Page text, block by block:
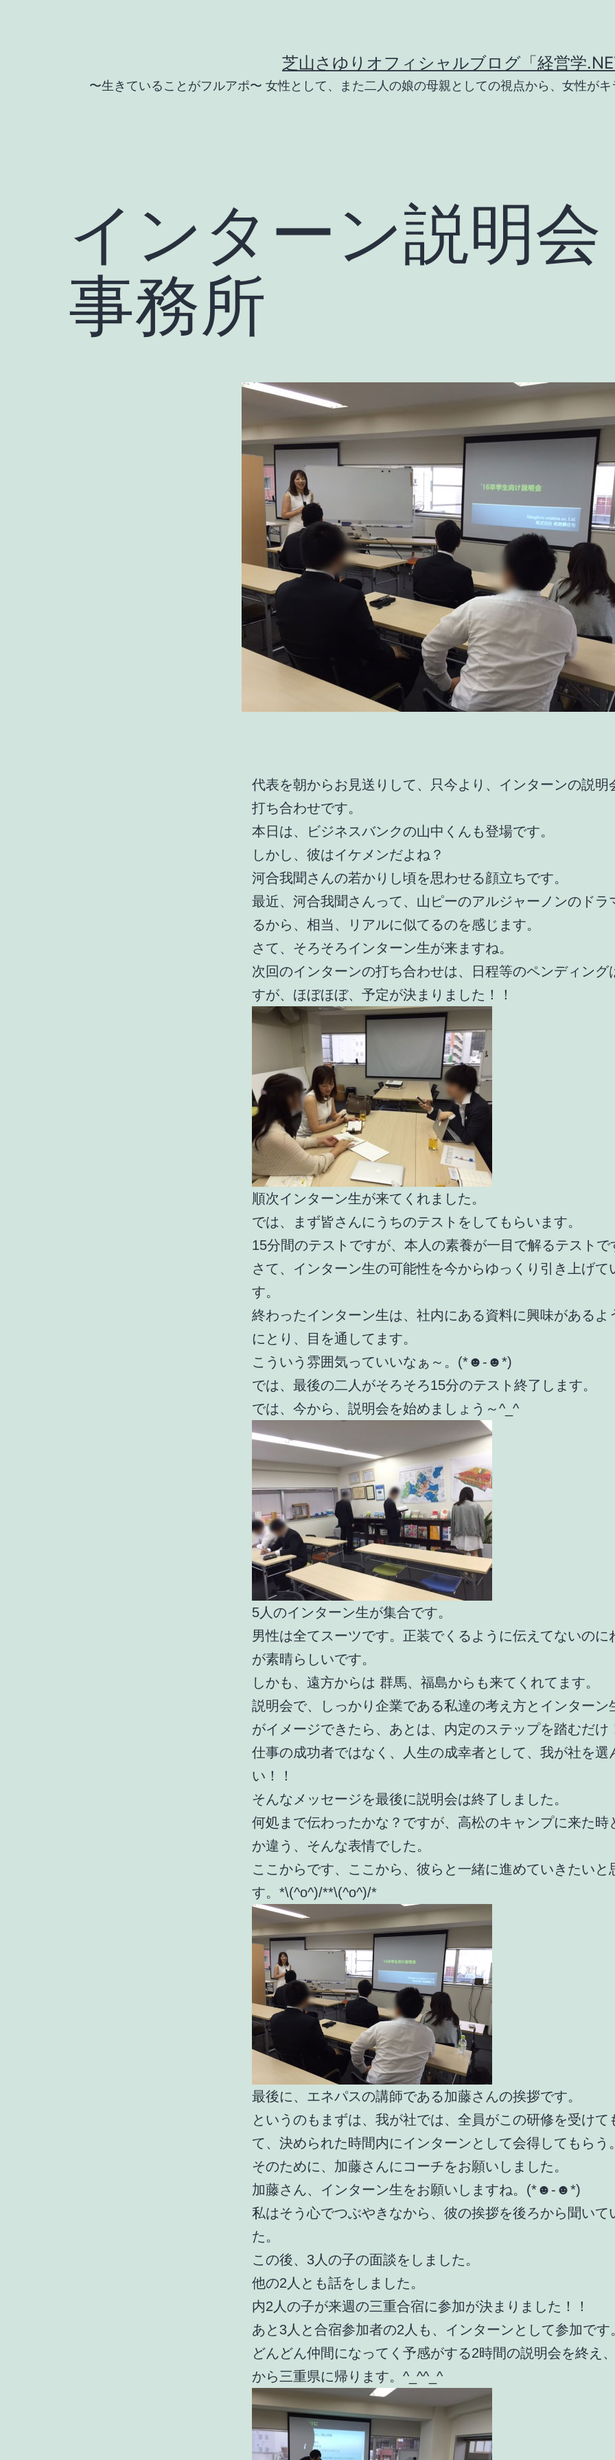
芝山さゆりオフィシャルブログ「経営学
〜生きていることがフルアポ〜 女性として、また二人の娘の母親としての視点から、女性が
インターン説明
事務所
代表を朝からお見送りして、只今より、インターンの説明
打ち合わせです。
本日は、ビジネスバンクの山中くんも登場です。
しかし、彼はイケメンだよね？
河合我聞さんの若かりし頃を思わせる顔立ちです。
最近、河合我聞さんって、山ピーのアルジャーノンのドラ
るから、相当、リアルに似てるのを感じます。
さて、そろそろインターン生が来ますね。
次回のインターンの打ち合わせは、日程等のペンディング
すが、ほぼほぼ、予定が決まりました！！
順次インターン生が来てくれました。
では、まず皆さんにうちのテストをしてもらいます。
15分間のテストですが、本人の素養が一目で解るテストで
さて、インターン生の可能性を今からゆっくり引き上げて
す。
終わったインターン生は、社内にある資料に興味があるよ
にとり、目を通してます。
こういう雰囲気っていいなぁ～。(*☻-☻*)
では、最後の二人がそろそろ15分のテスト終了します。
では、今から、説明会を始めましょう～^_^
5人のインターン生が集合です。
男性は全てスーツです。正装でくるように伝えてないのに
が素晴らしいです。
しかも、遠方からは 群馬、福島からも来てくれてます。
説明会で、しっかり企業である私達の考え方とインターン
がイメージできたら、あとは、内定のステップを踏むだけ
仕事の成功者ではなく、人生の成幸者として、我が社を選
い！！
そんなメッセージを最後に説明会は終了しました。
何処まで伝わったかな？ですが、高松のキャンプに来た時
か違う、そんな表情でした。
ここからです、ここから、彼らと一緒に進めていきたいと
す。*\(^o^)/**\(^o^)/*
最後に、エネパスの講師である加藤さんの挨拶です。
というのもまずは、我が社では、全員がこの研修を受けて
て、決められた時間内にインターンとして会得してもらう
そのために、加藤さんにコーチをお願いしました。
加藤さん、インターン生をお願いしますね。(*☻-☻*)
私はそう心でつぶやきなから、彼の挨拶を後ろから聞いて
た。
この後、3人の子の面談をしました。
他の2人とも話をしました。
内2人の子が来週の三重合宿に参加が決まりました！！
あと3人と合宿参加者の2人も、インターンとして参加です
どんどん仲間になってく予感がする2時間の説明会を終え
から三重県に帰ります。^_^^_^